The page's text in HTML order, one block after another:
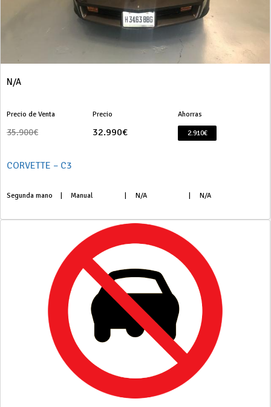
N/A
Precio de Venta
35.900€
Precio
32.990€
Ahorras
2.910€
CORVETTE – C3
Segunda mano Manual N/A N/A